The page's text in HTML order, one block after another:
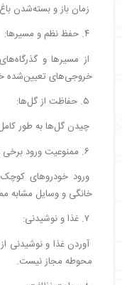
زمان باز و بسته‌شدن
از مسیرها و
خروجی‌های تعیین‌شده
چیدن گل‌ها به طور
ورود خودروهای
خانگی و وسایل مشابه
آوردن غذا و نوشیدنی
محوطه مجاز نیست.